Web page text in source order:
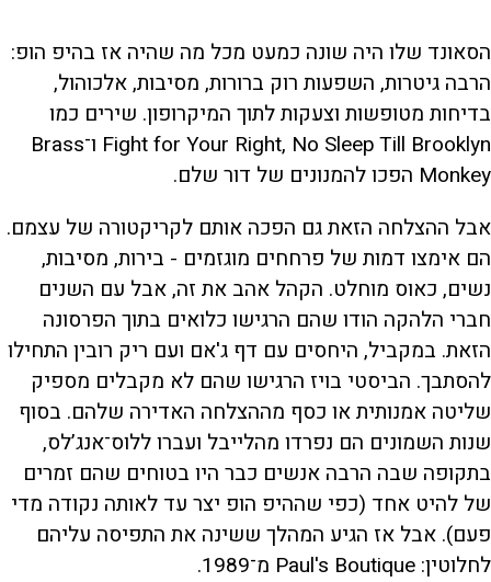
הסאונד שלו היה שונה כמעט מכל מה שהיה אז בהיפ הופ:
הרבה גיטרות, השפעות רוק ברורות, מסיבות, אלכוהול,
בדיחות מטופשות וצעקות לתוך המיקרופון. שירים כמו
Fight for Your Right, No Sleep Till Brooklyn ו־Brass
Monkey הפכו להמנונים של דור שלם.
אבל ההצלחה הזאת גם הפכה אותם לקריקטורה של עצמם.
הם אימצו דמות של פרחחים מוגזמים - בירות, מסיבות,
נשים, כאוס מוחלט. הקהל אהב את זה, אבל עם השנים
חברי הלהקה הודו שהם הרגישו כלואים בתוך הפרסונה
הזאת. במקביל, היחסים עם דף ג'אם ועם ריק רובין התחילו
להסתבך. הביסטי בויז הרגישו שהם לא מקבלים מספיק
שליטה אמנותית או כסף מההצלחה האדירה שלהם. בסוף
שנות השמונים הם נפרדו מהלייבל ועברו ללוס־אנג’לס,
בתקופה שבה הרבה אנשים כבר היו בטוחים שהם זמרים
של להיט אחד (כפי שההיפ הופ יצר עד לאותה נקודה מדי
פעם). אבל אז הגיע המהלך ששינה את התפיסה עליהם
לחלוטין: Paul's Boutique מ־1989.